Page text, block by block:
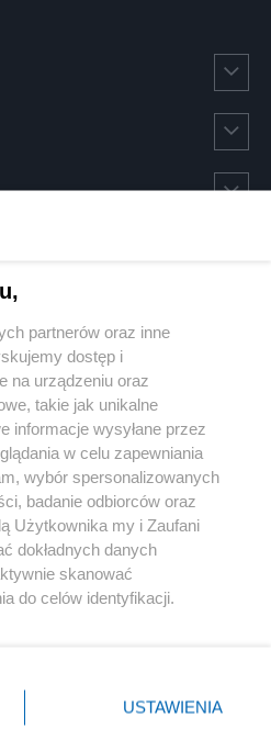
Instagram Youtube
partnerów oraz inne
dostęp i
na urządzeniu oraz
takie jak unikalne
informacje wysyłane przez
w celu zapewniania
wybór spersonalizowanych
badanie odbiorców oraz
Użytkownika my i Zaufani
dokładnych danych
skanować
do celów identyfikacji.
ustawień prywatności
rogu strony
USTAWIENIA